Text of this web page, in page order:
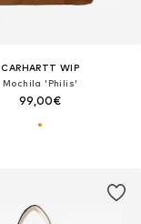
CARHARTT WIP
Mochila 'Philis'
99,00€